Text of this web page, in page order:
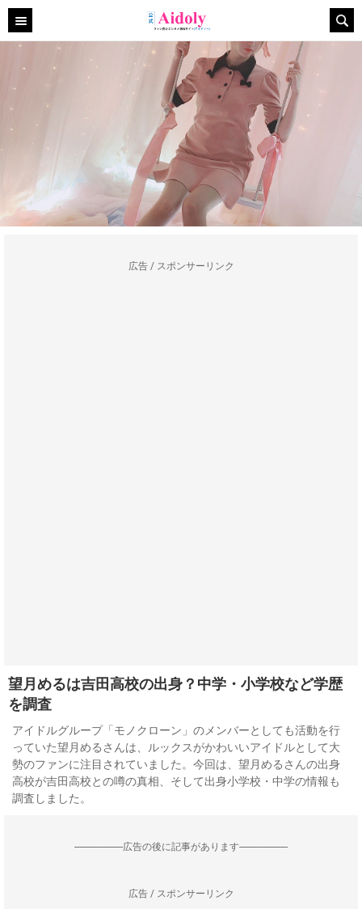
広告 / スポンサーリンク
望月めるは吉田高校の出身？中学・小学校など学歴
を調査
アイドルグループ「モノクローン」のメンバーとしても活動を行
っていた望月めるさんは、ルックスがかわいいアイドルとして大
勢のファンに注目されていました。今回は、望月めるさんの出身
高校が吉田高校との噂の真相、そして出身小学校・中学の情報も
調査しました。
--------------------広告の後に記事があります--------------------
広告 / スポンサーリンク